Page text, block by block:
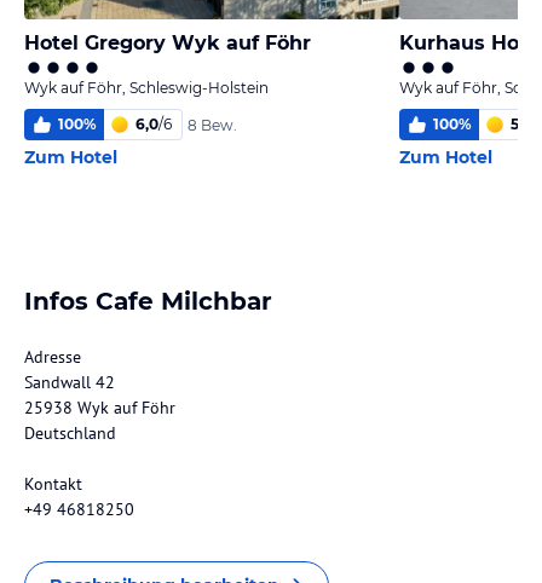
Hotel Gregory Wyk auf Föhr
Wyk auf Föhr, Schleswig-Holstein
100% 6,0/6 8 Bew.
Zum Hotel
Kurhaus
Wyk auf Föhr,
100% 5,9
Zum Hotel
Infos Cafe Milchbar
Adresse
Sandwall 42
25938 Wyk auf Föhr
Deutschland
Kontakt
+49 46818250